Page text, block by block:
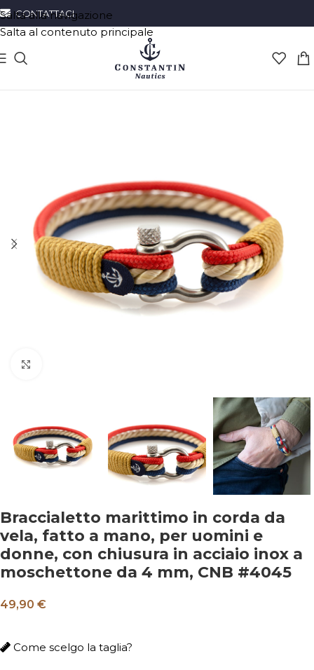
Salta alla navigazione
Salta al contenuto principale
CONTATTACI
Braccialetto marittimo in corda da
vela, fatto a mano, per uomini e
donne, con chiusura in acciaio inox a
moschettone da 4 mm, CNB #4045
49,90 €
Come scelgo la taglia?